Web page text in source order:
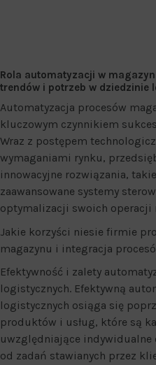
Rola automatyzacji w
trendów i potrzeb w dziedzinie
Automatyzacja procesów
kluczowym czynnikiem
Wraz z postępem
wymaganiami rynku,
innowacyjne rozwiązania,
zaawansowane systemy
optymalizacji swoich operacji
Jakie korzyści niesie firmie
magazynu i integracja
Efektywność i zalety
logistycznych. Efektywną
logistycznych osiąga się
produktów i usług, które są
uwzględniające indywidualne
od zadań stawianych przez